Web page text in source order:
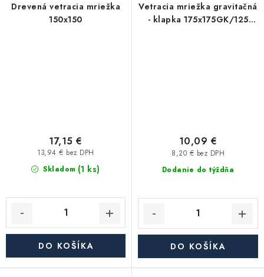
Drevená vetracia mriežka
150x150
Skladom (1 ks)
13,94 € bez DPH
17,15 €
DO KOŠÍKA
Vetracia mriežka gravitačná
- klapka 175x175GK/125
Dodanie do týždňa
8,20 € bez DPH
10,09 €
DO KOŠÍKA